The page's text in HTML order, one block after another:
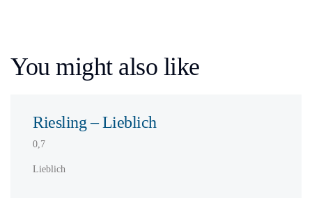
You might also like
Riesling – Lieblich
0,7
Lieblich